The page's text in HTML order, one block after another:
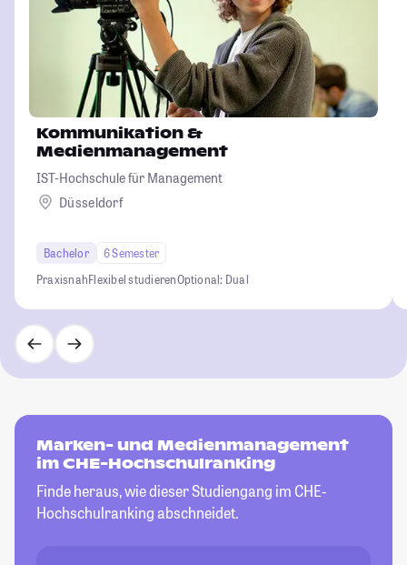
Kommunikation &
Medienmanagement
IST-Hochschule für Management
Düsseldorf
Bachelor
6 Semester
PraxisnahFlexibel studierenOptional: Dual
Marken- und Medienmanagement
im CHE-Hochschulranking
Finde heraus, wie dieser Studiengang im CHE-
Hochschulranking abschneidet.